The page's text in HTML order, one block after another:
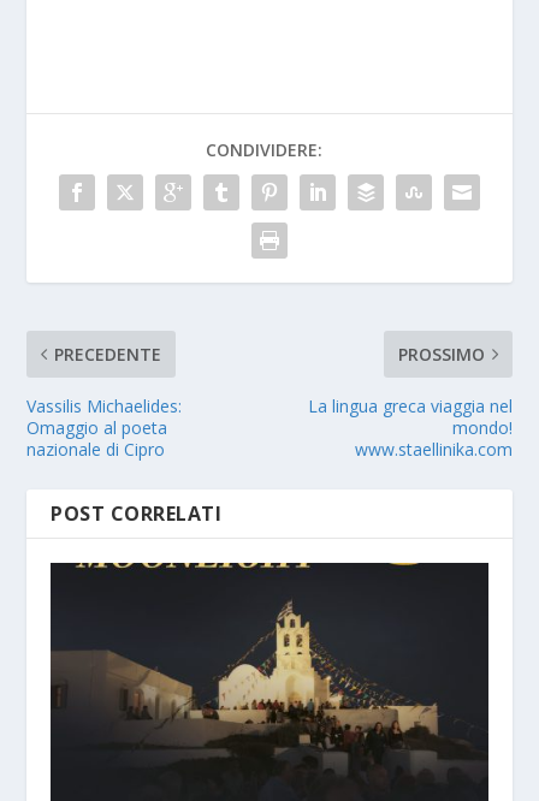
CONDIVIDERE:
PRECEDENTE
Vassilis Michaelides:
Omaggio al poeta
nazionale di Cipro
PROSSIMO
La lingua greca viaggia nel
mondo!
www.staellinika.com
POST CORRELATI